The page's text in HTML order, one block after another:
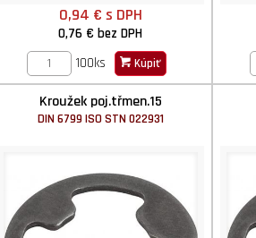
0,94 € s DPH
0,76 €bez DPH
100ks
Kúpiť
Kroužek poj.třmen.15
DIN 6799 ISO STN 022931